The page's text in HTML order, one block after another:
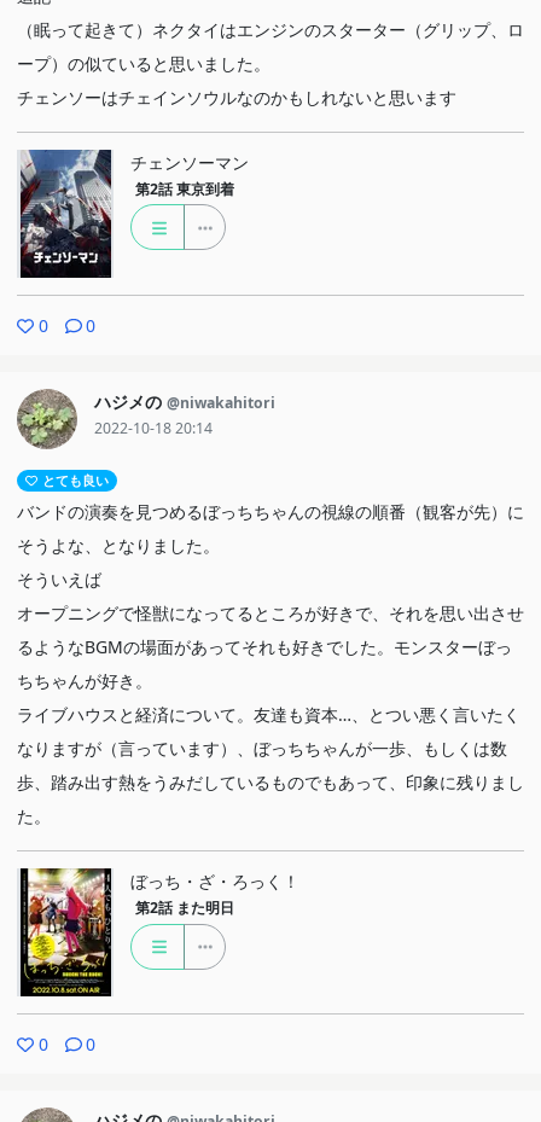
（眠って起きて）ネクタイはエンジンのスターター（グリップ、ロ
ープ）の似ていると思いました。
チェンソーはチェインソウルなのかもしれないと思います
チェンソーマン
第2話 東京到着
0 0
ハジメの @niwakahitori
2022-10-18 20:14
とても良い
バンドの演奏を見つめるぼっちちゃんの視線の順番（観客が先）に
そうよな、となりました。
そういえば
オープニングで怪獣になってるところが好きで、それを思い出させ
るようなBGMの場面があってそれも好きでした。モンスターぼっ
ちちゃんが好き。
ライブハウスと経済について。友達も資本…、とつい悪く言いたく
なりますが（言っています）、ぼっちちゃんが一歩、もしくは数
歩、踏み出す熱をうみだしているものでもあって、印象に残りまし
た。
ぼっち・ざ・ろっく！
第2話 また明日
0 0